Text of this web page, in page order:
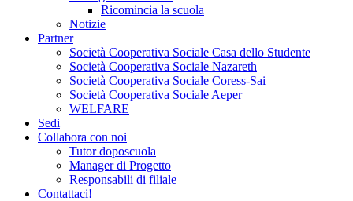
Ricomincia la scuola
Notizie
Partner
Società Cooperativa Sociale Casa dello Studente
Società Cooperativa Sociale Nazareth
Società Cooperativa Sociale Coress-Sai
Società Cooperativa Sociale Aeper
WELFARE
Sedi
Collabora con noi
Tutor doposcuola
Manager di Progetto
Responsabili di filiale
Contattaci!